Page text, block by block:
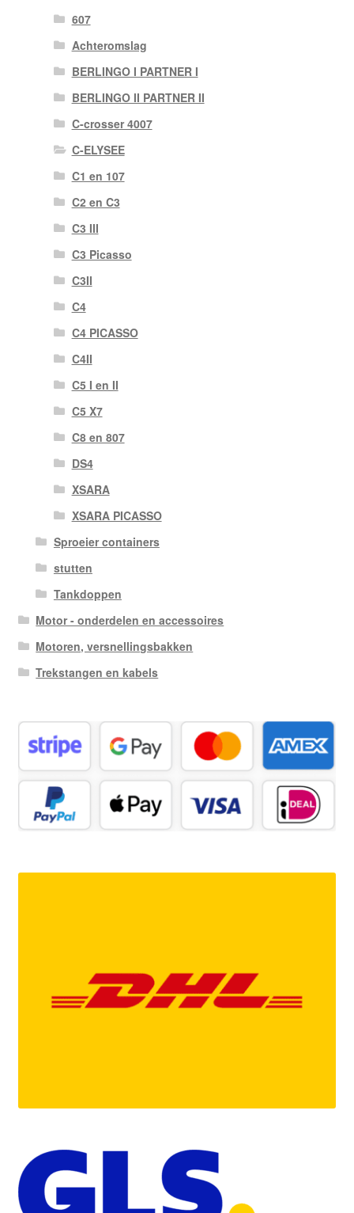
607
Achteromslag
BERLINGO I PARTNER I
BERLINGO II PARTNER II
C-crosser 4007
C-ELYSEE
C1 en 107
C2 en C3
C3 III
C3 Picasso
C3II
C4
C4 PICASSO
C4II
C5 I en II
C5 X7
C8 en 807
DS4
XSARA
XSARA PICASSO
Sproeier containers
stutten
Tankdoppen
Motor - onderdelen en accessoires
Motoren, versnellingsbakken
Trekstangen en kabels